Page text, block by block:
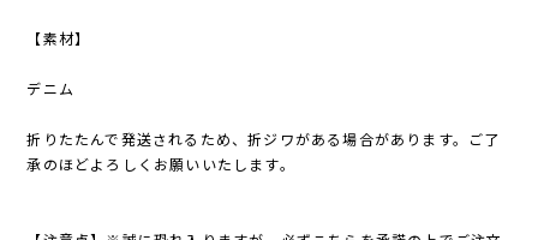
【素材】
デニム
折りたたんで発送されるため、折ジワがある場合があります。ご了
承のほどよろしくお願いいたします。